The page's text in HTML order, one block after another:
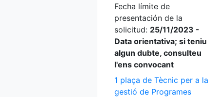
Fecha límite de
presentación de la
solicitud: 25/11/2023 -
Data orientativa; si teniu
algun dubte, consulteu
l'ens convocant
1 plaça de Tècnic per a la
gestió de Programes